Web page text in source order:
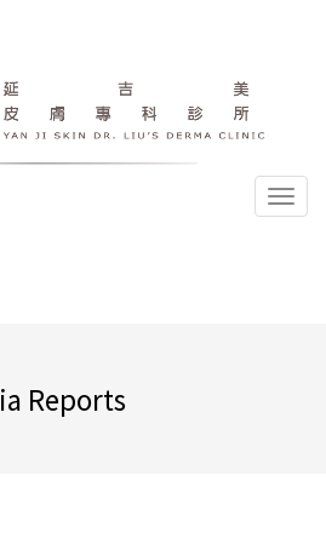
選
Reports